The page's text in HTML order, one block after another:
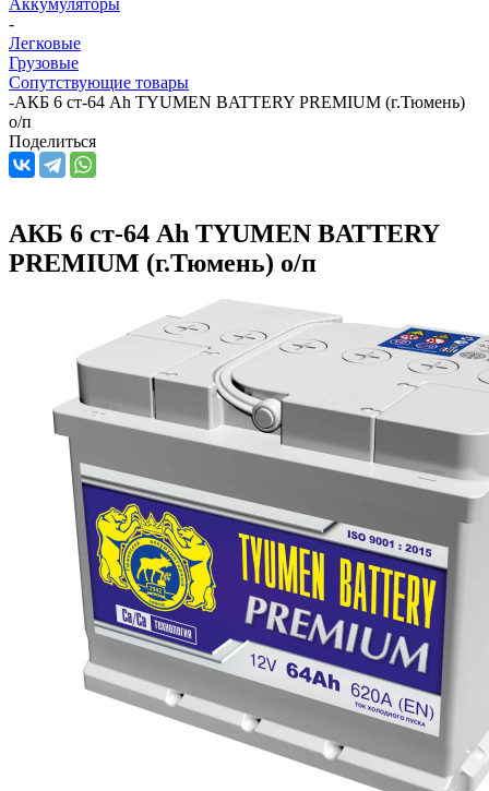
-
Легковые
Грузовые
Сопутствующие товары
-АКБ 6 ст-64 Ah TYUMEN BATTERY PREMIUM (г.Тюмень)
о/п
Поделиться
АКБ 6 ст-64 Ah TYUMEN BATTERY
PREMIUM (г.Тюмень) о/п